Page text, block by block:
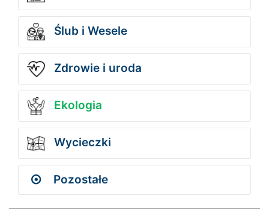
Ślub i Wesele
Zdrowie i uroda
Ekologia
Wycieczki
Pozostałe